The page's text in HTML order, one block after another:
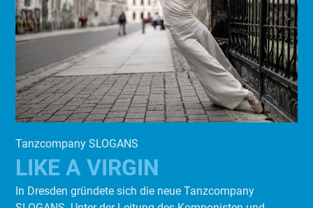
Tanzcompany SLOGANS
LIKE A VIRGIN
In Dresden gründete sich die neue Tanzcompany